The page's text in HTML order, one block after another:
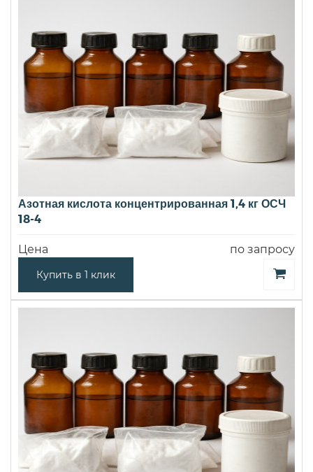
Азотная кислота концентрированная 1,4 кг ОСЧ
18-4
Цена по запросу
Купить в 1 клик